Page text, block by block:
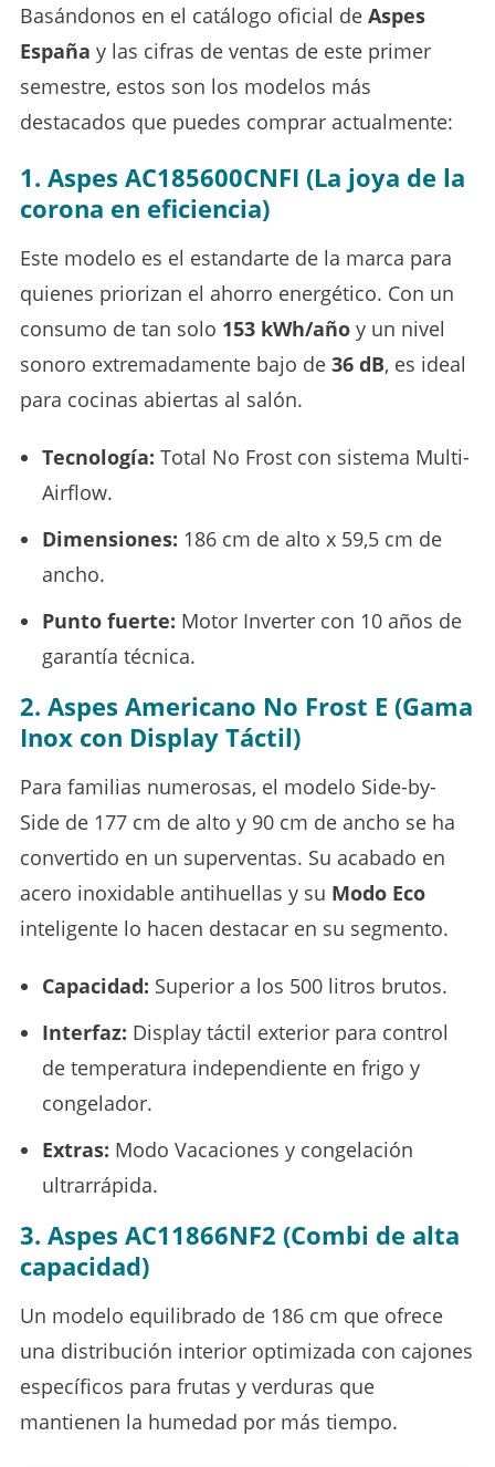
Basándonos en el catálogo oficial de Aspes
España y las cifras de ventas de este primer
semestre, estos son los modelos más
destacados que puedes comprar actualmente:
1. Aspes AC185600CNFI (La joya de la
corona en eficiencia)
Este modelo es el estandarte de la marca para
quienes priorizan el ahorro energético. Con un
consumo de tan solo 153 kWh/añoy un nivel
sonoro extremadamente bajo de 36 dB, es ideal
para cocinas abiertas al salón.
Tecnología: Total No Frost con sistema Multi-
Airflow.
Dimensiones: 186 cm de alto x 59,5 cm de
ancho.
Punto fuerte: Motor Inverter con 10 años de
garantía técnica.
2. Aspes Americano No Frost E (Gama
Inox con Display Táctil)
Para familias numerosas, el modelo Side-by-
Side de 177 cm de alto y 90 cm de ancho se ha
convertido en un superventas. Su acabado en
acero inoxidable antihuellas y su Modo Eco
inteligente lo hacen destacar en su segmento.
Capacidad: Superior a los 500 litros brutos.
Interfaz: Display táctil exterior para control
de temperatura independiente en frigo y
congelador.
Extras: Modo Vacaciones y congelación
ultrarrápida.
3. Aspes AC11866NF2 (Combi de alta
capacidad)
Un modelo equilibrado de 186 cm que ofrece
una distribución interior optimizada con cajones
específicos para frutas y verduras que
mantienen la humedad por más tiempo.